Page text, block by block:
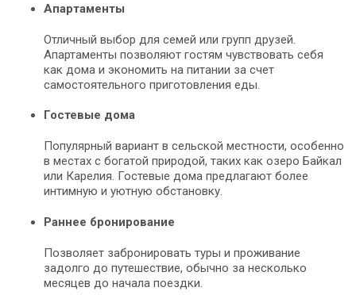
Апартаменты
Отличный выбор для семей или групп друзей.
Апартаменты позволяют гостям чувствовать себя
как дома и экономить на питании за счет
самостоятельного приготовления еды.
Гостевые дома
Популярный вариант в сельской местности, особенно
в местах с богатой природой, таких как озеро Байкал
или Карелия. Гостевые дома предлагают более
интимную и уютную обстановку.
Раннее бронирование
Позволяет забронировать туры и проживание
задолго до путешествие, обычно за несколько
месяцев до начала поездки.